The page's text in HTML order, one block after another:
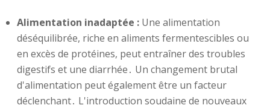
Alimentation inadaptée : Une alimentation
déséquilibrée, riche en aliments fermentescibles ou
en excès de protéines, peut entraîner des troubles
digestifs et une diarrhée․ Un changement brutal
d'alimentation peut également être un facteur
déclenchant․ L'introduction soudaine de nouveaux